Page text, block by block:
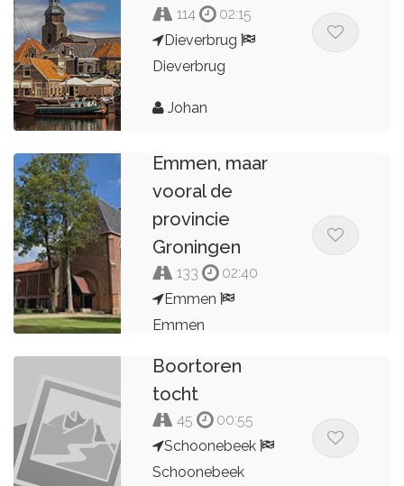
114
02:15
Dieverbrug
Dieverbrug
Johan
Beetje
Emmen, maar
vooral de
provincie
Groningen
133
02:40
Emmen
Emmen
Jan Hebers
Boortoren
tocht
45
00:55
Schoonebeek
Schoonebeek